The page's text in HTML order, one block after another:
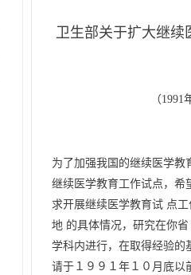
卫生部关于扩大继续
（1991年7月
为了加强我国的继续医学教
继续医学教育工作试点，希
求开展继续医学教育试 点
地 的具体情况，研究在你
学科内进行，在取得经验的
请于１９９１年１０月底以